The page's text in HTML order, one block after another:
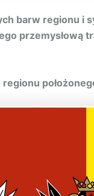
barw regionu i
przemysłową